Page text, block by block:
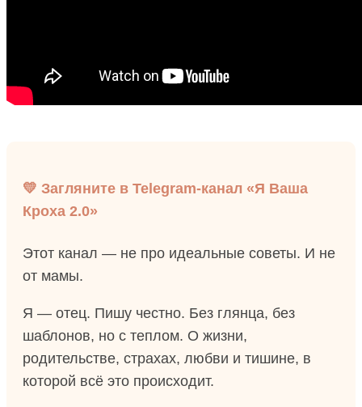
💛 Загляните в Telegram-канал «Я Ваша
Кроха 2.0»
Этот канал — не про идеальные советы. И не
от мамы.
Я — отец. Пишу честно. Без глянца, без
шаблонов, но с теплом. О жизни,
родительстве, страхах, любви и тишине, в
которой всё это происходит.